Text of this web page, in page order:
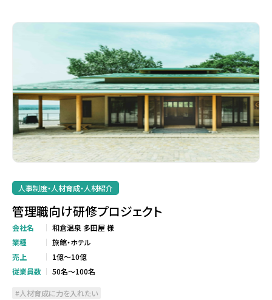
人事制度・人材育成・人材紹介
管理職向け研修プロジェクト
会社名
和倉温泉 多田屋 様
業種
旅館・ホテル
売上
1億～10億
従業員数
50名～100名
人材育成に力を入れたい